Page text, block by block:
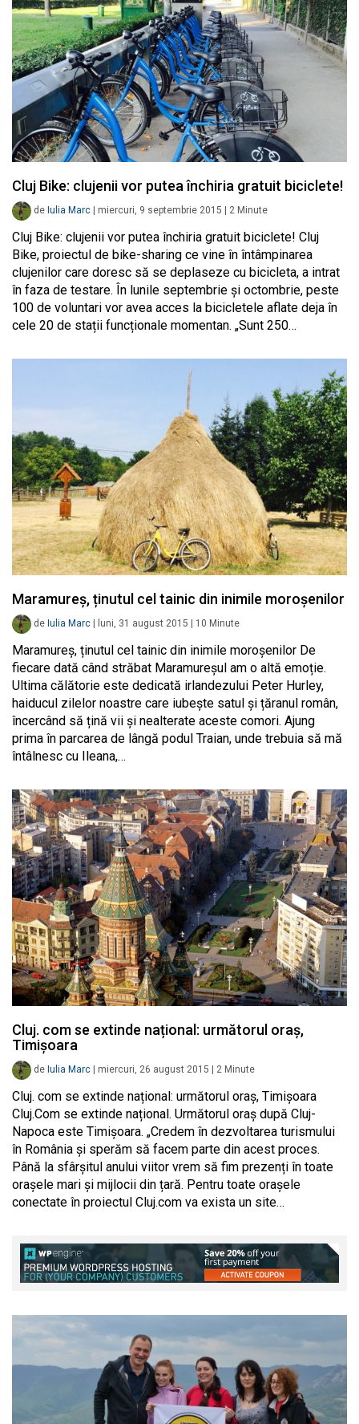
Cluj Bike: clujenii vor putea închiria gratuit biciclete!
de Iulia Marc miercuri, 9 septembrie 2015 2 Minute
Cluj Bike: clujenii vor putea închiria gratuit biciclete! Cluj
Bike, proiectul de bike-sharing ce vine în întâmpinarea
clujenilor care doresc să se deplaseze cu bicicleta, a intrat
în faza de testare. În lunile septembrie și octombrie, peste
100 de voluntari vor avea acces la bicicletele aflate deja în
cele 20 de stații funcționale momentan. „Sunt 250…
Maramureș, ținutul cel tainic din inimile moroșenilor
de Iulia Marc luni, 31 august 2015 10 Minute
Maramureș, ținutul cel tainic din inimile moroșenilor De
fiecare dată când străbat Maramureșul am o altă emoție.
Ultima călătorie este dedicată irlandezului Peter Hurley,
haiducul zilelor noastre care iubește satul și țăranul român,
încercând să țină vii și nealterate aceste comori. Ajung
prima în parcarea de lângă podul Traian, unde trebuia să mă
întâlnesc cu Ileana,…
Cluj. com se extinde național: următorul oraș,
Timișoara
de Iulia Marc miercuri, 26 august 2015 2 Minute
Cluj. com se extinde național: următorul oraș, Timișoara
Cluj.Com se extinde național. Următorul oraș după Cluj-
Napoca este Timișoara. „Credem în dezvoltarea turismului
în România și sperăm să facem parte din acest proces.
Până la sfârșitul anului viitor vrem să fim prezenți în toate
orașele mari și mijlocii din țară. Pentru toate orașele
conectate în proiectul Cluj.com va exista un site…